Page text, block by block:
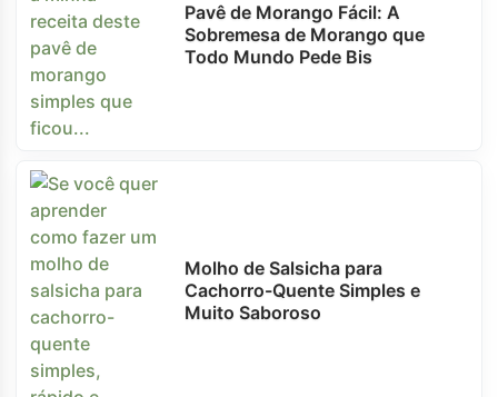
Pavê de Morango Fácil: A
Sobremesa de Morango que
Todo Mundo Pede Bis
Molho de Salsicha para
Cachorro-Quente Simples e
Muito Saboroso